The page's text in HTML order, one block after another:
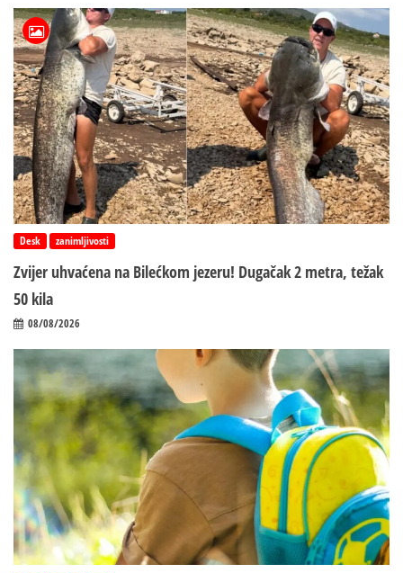
Desk zanimljivosti
Zvijer uhvaćena na Bilećkom jezeru! Dugačak 2 metra, težak
50 kila
08/08/2026